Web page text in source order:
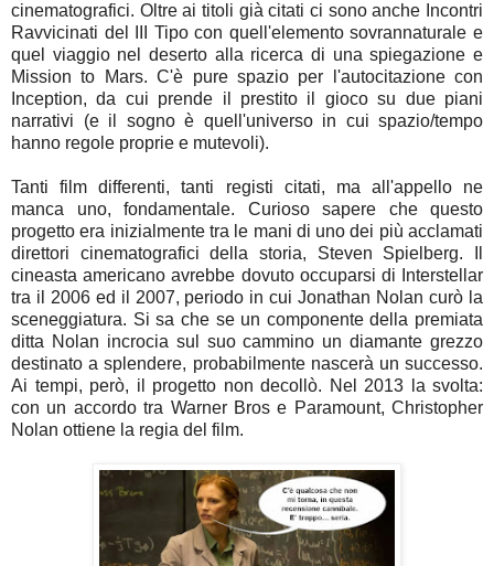
cinematografici. Oltre ai titoli già citati ci sono anche Incontri
Ravvicinati del III Tipo con quell'elemento sovrannaturale e
quel viaggio nel deserto alla ricerca di una spiegazione e
Mission to Mars. C'è pure spazio per l'autocitazione con
Inception, da cui prende il prestito il gioco su due piani
narrativi (e il sogno è quell'universo in cui spazio/tempo
hanno regole proprie e mutevoli).
Tanti film differenti, tanti registi citati, ma all'appello ne
manca uno, fondamentale. Curioso sapere che questo
progetto era inizialmente tra le mani di uno dei più acclamati
direttori cinematografici della storia, Steven Spielberg. Il
cineasta americano avrebbe dovuto occuparsi di Interstellar
tra il 2006 ed il 2007, periodo in cui Jonathan Nolan curò la
sceneggiatura. Si sa che se un componente della premiata
ditta Nolan incrocia sul suo cammino un diamante grezzo
destinato a splendere, probabilmente nascerà un successo.
Ai tempi, però, il progetto non decollò. Nel 2013 la svolta:
con un accordo tra Warner Bros e Paramount, Christopher
Nolan ottiene la regia del film.